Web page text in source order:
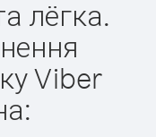
лёгка.
Viber